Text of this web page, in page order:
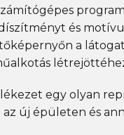
és
a
egy olyan
új épületen és